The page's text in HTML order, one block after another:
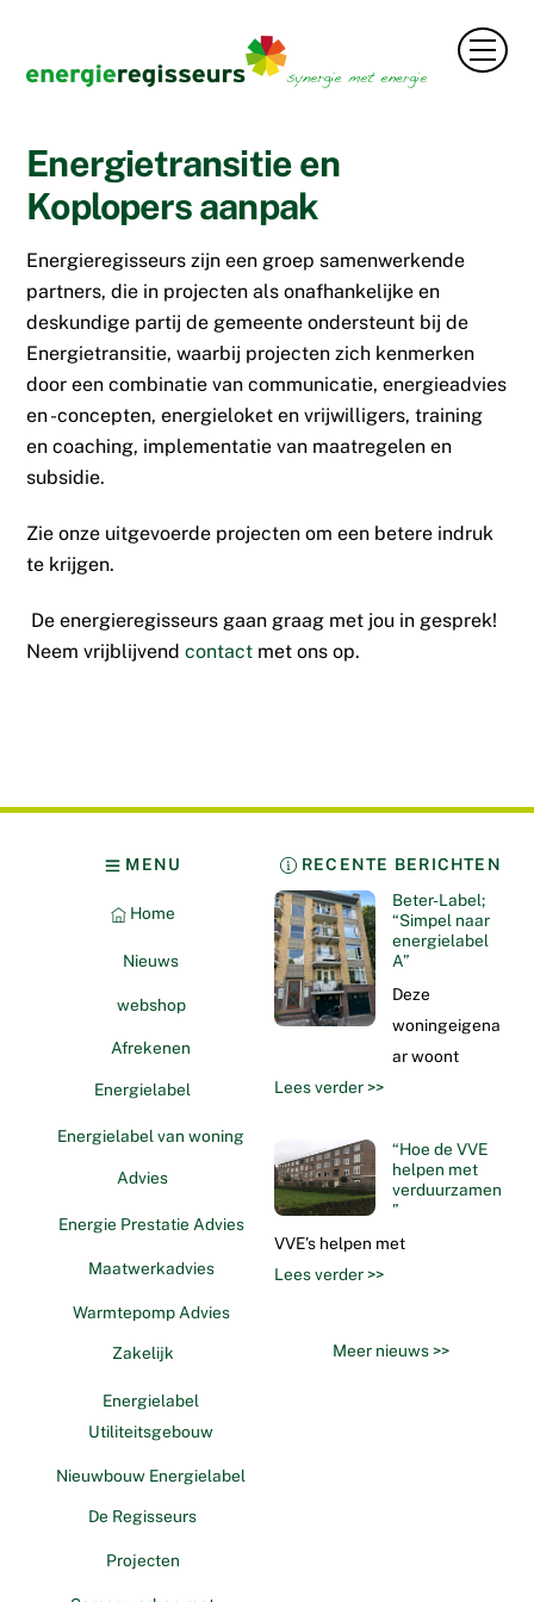
content
Energietransitie en
Koplopers aanpak
Energieregisseurs zijn een groep samenwerkende
partners, die in projecten als onafhankelijke en
deskundige partij de gemeente ondersteunt bij de
Energietransitie, waarbij projecten zich kenmerken
door een combinatie van communicatie, energieadvies
en -concepten, energieloket en vrijwilligers, training
en coaching, implementatie van maatregelen en
subsidie.
Zie onze uitgevoerde projecten om een betere indruk
te krijgen.
De energieregisseurs gaan graag met jou in gesprek!
Neem vrijblijvendcontact met ons op.
MENU
Home
Nieuws
webshop
Afrekenen
Energielabel
Energielabel van woning
Advies
Energie Prestatie Advies
Maatwerkadvies
Warmtepomp Advies
Zakelijk
Energielabel
Utiliteitsgebouw
Nieuwbouw Energielabel
De Regisseurs
Projecten
RECENTE BERICHTEN
Beter-Label;
“Simpel naar
energielabel
A”
Deze
woningeigena
ar woont
Lees verder >>
“Hoe de VVE
helpen met
verduurzamen
”
VVE’s helpen met
Lees verder >>
Meer nieuws >>